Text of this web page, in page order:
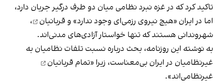
تاکید کرد که در غزه نبرد نظامی میان دو طرف درگیر جریان دارد،
اما در ایران «هیچ نیروی رزمی‌ای وجود ندارد» و قربانیان
،
شهروندانی هستند که تنها خواستار آزادی‌های مدنی‌اند.
به نوشته این روزنامه، بحث درباره نسبت تلفات نظامیان به
غیرنظامیان در ایران بی‌معناست، زیرا «تمام قربانیان
غیرنظامی‌اند».